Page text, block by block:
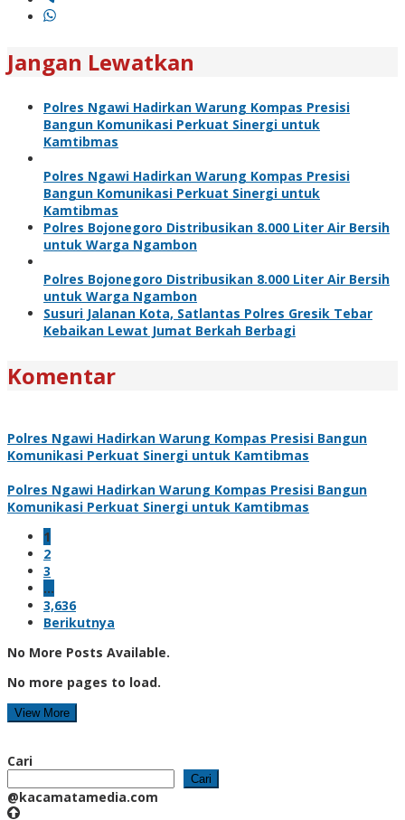
Jangan Lewatkan
Polres Ngawi Hadirkan Warung Kompas Presisi
Bangun Komunikasi Perkuat Sinergi untuk
Kamtibmas
Polres Ngawi Hadirkan Warung Kompas Presisi
Bangun Komunikasi Perkuat Sinergi untuk
Kamtibmas
Polres Bojonegoro Distribusikan 8.000 Liter Air Bersih
untuk Warga Ngambon
Polres Bojonegoro Distribusikan 8.000 Liter Air Bersih
untuk Warga Ngambon
Susuri Jalanan Kota, Satlantas Polres Gresik Tebar
Kebaikan Lewat Jumat Berkah Berbagi
Komentar
Polres Ngawi Hadirkan Warung Kompas Presisi Bangun
Komunikasi Perkuat Sinergi untuk Kamtibmas
Polres Ngawi Hadirkan Warung Kompas Presisi Bangun
Komunikasi Perkuat Sinergi untuk Kamtibmas
1
2
3
…
3,636
Berikutnya
No More Posts Available.
No more pages to load.
View More
Cari
Cari
@kacamatamedia.com